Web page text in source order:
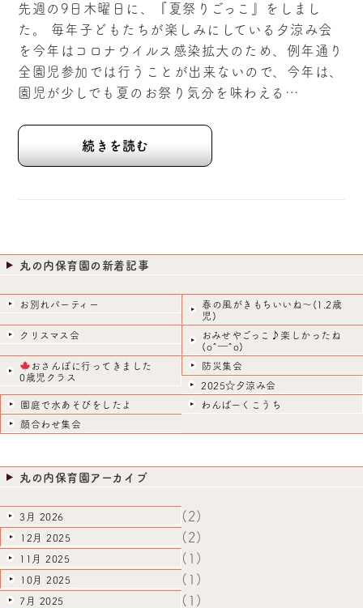
先週の9日木曜日に、『夏祭りごっこ』をしまし
た。 毎年子どもたちが楽しみにしている夕涼み会
を今年はコロナウイルス感染拡大のため、例年通り
全園児参加では行うことが出来ないので、今年は、
園児が少しでも夏のお祭り気分を味わえる…
続きを読む
丸の内保育園の新着記事
お別れパーティー
春の風がきもちいいね～(1.2歳
児)
クリスマス会
おみせやごっこ♪楽しかったね
(o^―^o)
おさんぽに行ってきました
0歳児クラス
防災集会
2025☆夕涼み会
園庭で水あそびをしたよ
わんぱーくこうち
顔合わせ集会
丸の内保育園アーカイブ
3月 2026 (2)
12月 2025 (2)
11月 2025 (1)
10月 2025 (1)
7月 2025 (1)